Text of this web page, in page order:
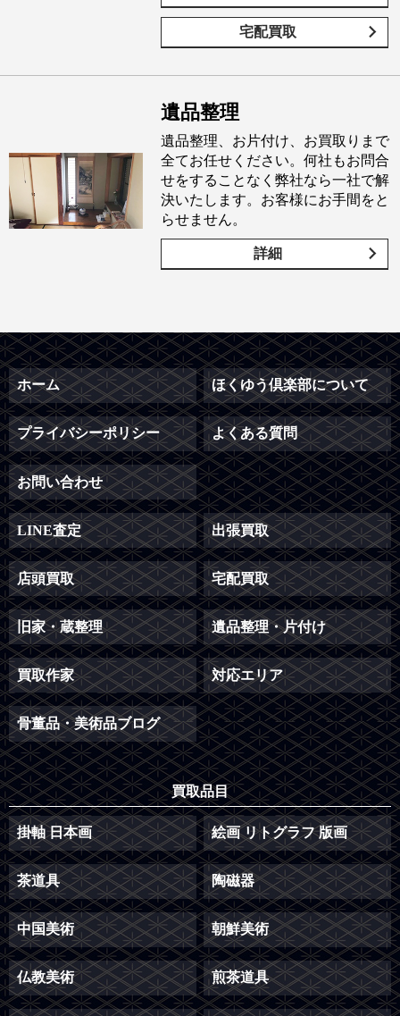
宅配買取
遺品整理
遺品整理、お片付け、お買取りまで
全てお任せください。何社もお問合
せをすることなく弊社なら一社で解
決いたします。お客様にお手間をと
らせません。
詳細
ホーム ほくゆう倶楽部について
プライバシーポリシー よくある質問
お問い合わせ
LINE査定 出張買取
店頭買取 宅配買取
旧家・蔵整理 遺品整理・片付け
買取作家 対応エリア
骨董品・美術品ブログ
買取品目
掛軸 日本画 絵画 リトグラフ 版画
茶道具 陶磁器
中国美術 朝鮮美術
仏教美術 煎茶道具